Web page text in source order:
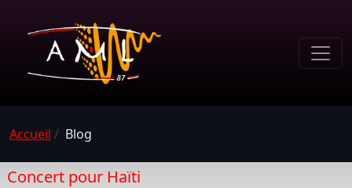
Accueil / Blog
Concert pour Haïti